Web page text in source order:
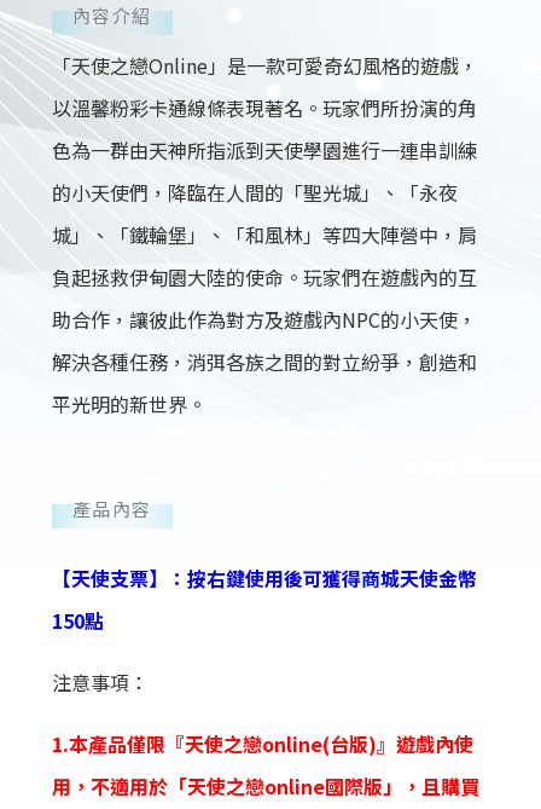
內容介紹
「天使之戀Online」是一款可愛奇幻風格的遊戲，
以溫馨粉彩卡通線條表現著名。玩家們所扮演的角
色為一群由天神所指派到天使學園進行一連串訓練
的小天使們，降臨在人間的「聖光城」、「永夜
城」、「鐵輪堡」、「和風林」等四大陣營中，肩
負起拯救伊甸園大陸的使命。玩家們在遊戲內的互
助合作，讓彼此作為對方及遊戲內NPC的小天使，
解決各種任務，消弭各族之間的對立紛爭，創造和
平光明的新世界。
產品內容
【天使支票】：按右鍵使用後可獲得商城天使金幣
150點
注意事項：
1.本產品僅限『天使之戀online(台版)』遊戲內使
用，不適用於「天使之戀online國際版」，且購買